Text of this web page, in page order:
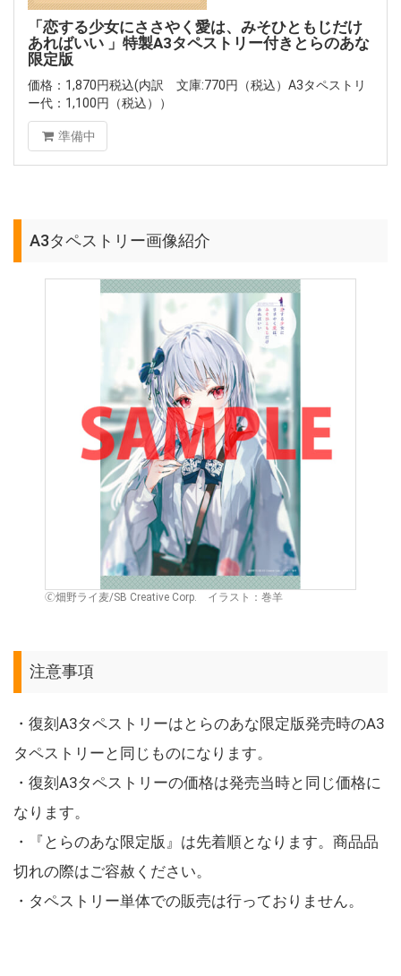
「恋する少女にささやく愛は、みそひともじだけ
あればいい 」特製A3タペストリー付きとらのあな
限定版
価格：1,870円税込(内訳 文庫:770円（税込）A3タペストリ
ー代：1,100円（税込））
準備中
A3タペストリー画像紹介
🄫畑野ライ麦/SB Creative Corp. イラスト：巻羊
注意事項
・復刻A3タペストリーはとらのあな限定版発売時のA3
タペストリーと同じものになります。
・復刻A3タペストリーの価格は発売当時と同じ価格に
なります。
・『とらのあな限定版』は先着順となります。商品品
切れの際はご容赦ください。
・タペストリー単体での販売は行っておりません。